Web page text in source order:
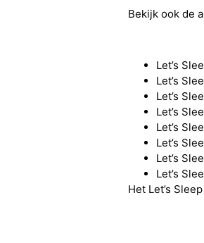
Bekijk ook de
Let’s
Let’s
Let’s
Let’s
Let’s
Let’s
Let’s
Let’s
Het Let’s